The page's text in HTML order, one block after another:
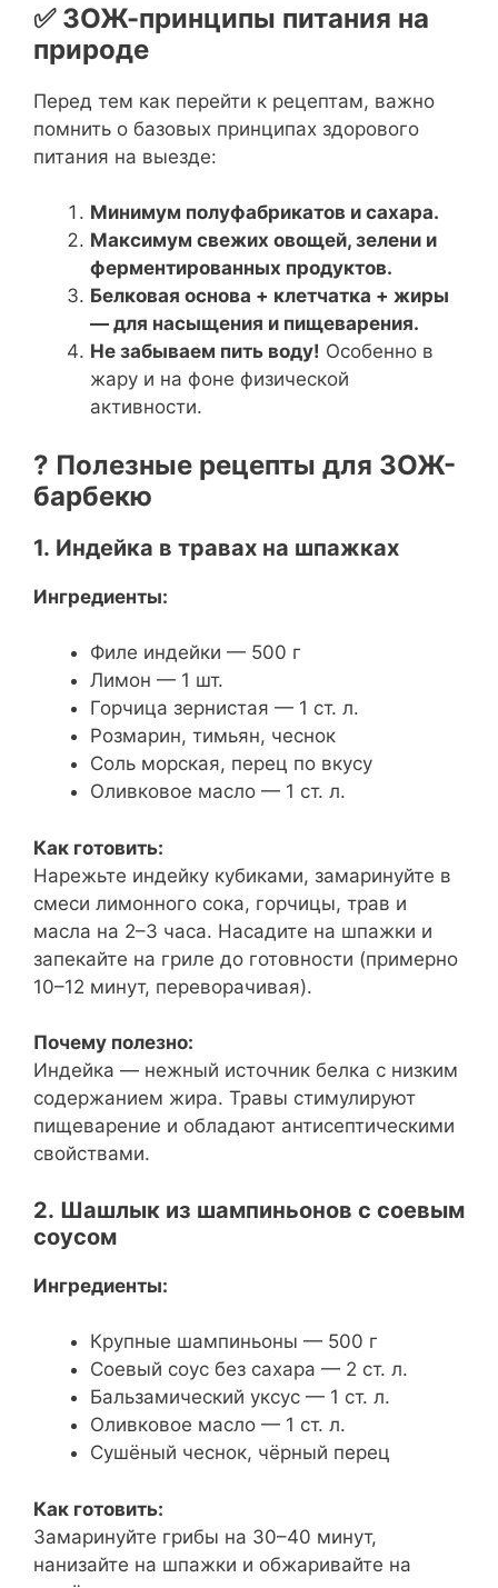
✅ ЗОЖ-принципы питания на
природе
Перед тем как перейти к рецептам, важно
помнить о базовых принципах здорового
питания на выезде:
Минимум полуфабрикатов и сахара.
Максимум свежих овощей, зелени и
ферментированных продуктов.
Белковая основа + клетчатка + жиры
— для насыщения и пищеварения.
Не забываем пить воду! Особенно в
жару и на фоне физической
активности.
? Полезные рецепты для ЗОЖ-
барбекю
1. Индейка в травах на шпажках
Ингредиенты:
Филе индейки — 500 г
Лимон — 1 шт.
Горчица зернистая — 1 ст. л.
Розмарин, тимьян, чеснок
Соль морская, перец по вкусу
Оливковое масло — 1 ст. л.
Как готовить:
Нарежьте индейку кубиками, замаринуйте в
смеси лимонного сока, горчицы, трав и
масла на 2–3 часа. Насадите на шпажки и
запекайте на гриле до готовности (примерно
10–12 минут, переворачивая).
Почему полезно:
Индейка — нежный источник белка с низким
содержанием жира. Травы стимулируют
пищеварение и обладают антисептическими
свойствами.
2. Шашлык из шампиньонов с соевым
соусом
Ингредиенты:
Крупные шампиньоны — 500 г
Соевый соус без сахара — 2 ст. л.
Бальзамический уксус — 1 ст. л.
Оливковое масло — 1 ст. л.
Сушёный чеснок, чёрный перец
Как готовить:
Замаринуйте грибы на 30–40 минут,
нанизайте на шпажки и обжаривайте на